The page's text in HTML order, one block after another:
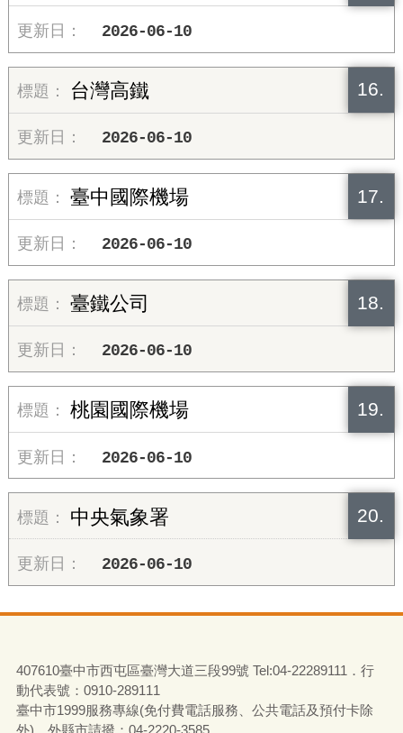
2026-06-10
16.
台灣高鐵
2026-06-10
17.
臺中國際機場
2026-06-10
18.
臺鐵公司
2026-06-10
19.
桃園國際機場
2026-06-10
20.
中央氣象署
2026-06-10
407610臺中市西屯區臺灣大道三段99號 Tel:04-22289111．行
動代表號：0910-289111
臺中市1999服務專線(免付費電話服務、公共電話及預付卡除
外)，外縣市請撥：04-2220-3585